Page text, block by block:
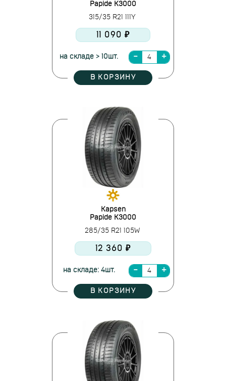
Papide K3000
315/35 R21 111Y
11 090 ₽
на складе > 10шт.
В КОРЗИНУ
Kapsen
Papide K3000
285/35 R21 105W
12 360 ₽
на складе: 4шт.
В КОРЗИНУ